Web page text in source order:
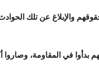
والإبلاغ عن تلك
بدأوا في المقاومة، وصاروا